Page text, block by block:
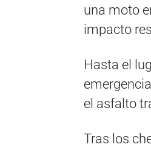
una moto
impacto
Hasta el
el asfalto
Tras los